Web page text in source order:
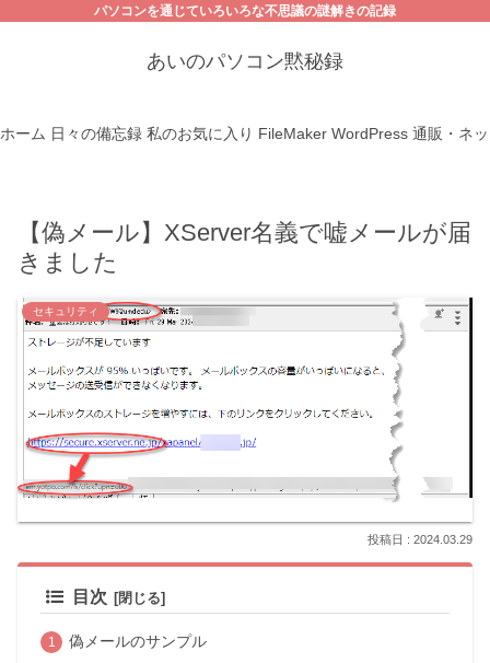
パソコンを通じていろいろな不思議の謎解きの記録
あいのパソコン黙秘録
ホーム 日々の備忘録 私のお気に入り FileMaker WordPress 通販・ネ
【偽メール】XServer名義で嘘メールが届
きました
セキュリティ
2024.03.29
目次
偽メールのサンプル